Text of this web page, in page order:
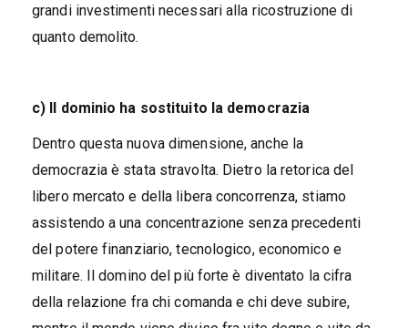
grandi investimenti necessari alla ricostruzione di
quanto demolito.
c) Il dominio ha sostituito la democrazia
Dentro questa nuova dimensione, anche la
democrazia è stata stravolta. Dietro la retorica del
libero mercato e della libera concorrenza, stiamo
assistendo a una concentrazione senza precedenti
del potere finanziario, tecnologico, economico e
militare. Il domino del più forte è diventato la cifra
della relazione fra chi comanda e chi deve subire,